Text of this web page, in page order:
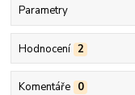
Parametry
Hodnocení 2
Komentáře 0